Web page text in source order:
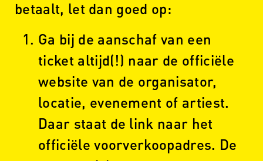
betaalt, let dan goed op:
Ga bij de aanschaf van een
ticket altijd(!) naar de officiële
website van de organisator,
locatie, evenement of artiest.
Daar staat de link naar het
officiële voorverkoopadres. De